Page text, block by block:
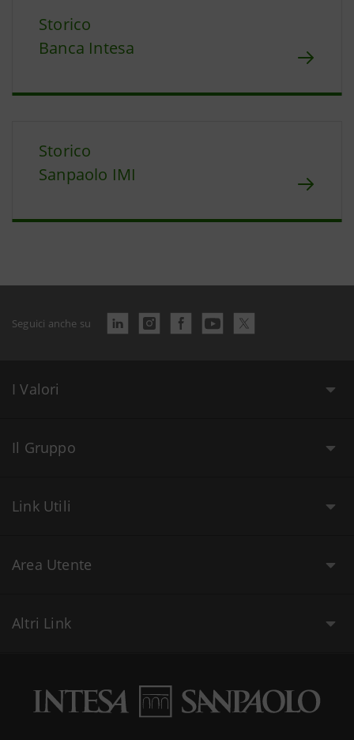
Storico
Banca Intesa
Storico
Sanpaolo IMI
Seguici anche su
I Valori
Il Gruppo
Link Utili
Area Utente
Altri Link